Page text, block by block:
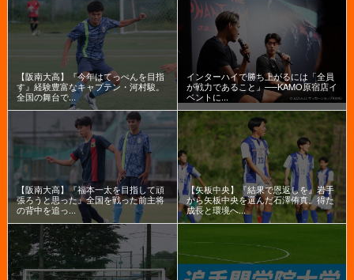
【阪南大高】『今年はてっぺんを目指
す』経験豊富なキャプテン・河村駿。
全国の舞台で...
インターハイで勝ち上がるには「全員
が戦力であること」──KAMO原宿店イ
ベントに...
【阪南大高】『福本一太を目指して頑
張ろうと思った』全国を戦った前主将
の背中を追っ...
【矢板中央】『結果で恩返しを』岩手
から矢板中央を選んだ石澤侑真。得た
成長と環境へ...